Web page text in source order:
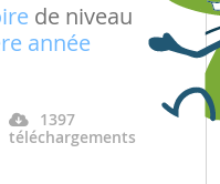
de niveau
année
1397
téléchargements